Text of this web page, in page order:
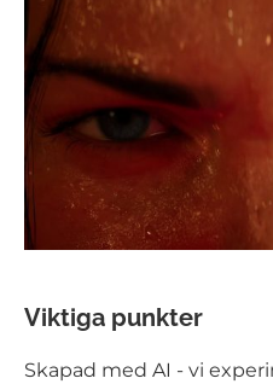
Viktiga punkter
Skapad med AI - vi